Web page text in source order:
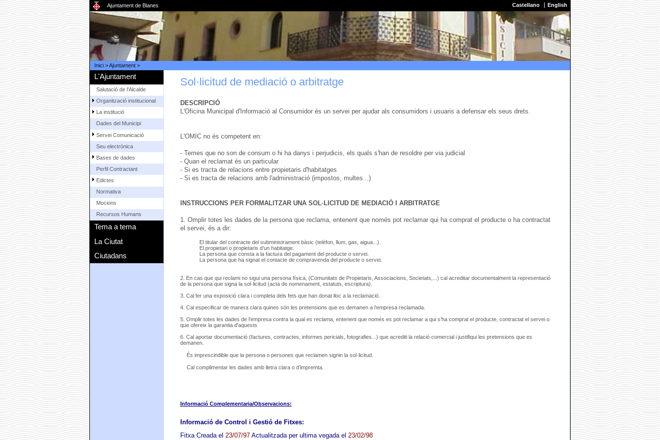
Ajuntament de Blanes Castellano English
Inici>Ajuntament>
L'Ajuntament
Salutació de l'Alcalde
Organització institucional
La institució
Dades del Municipi
Servei Comunicació
Seu electrònica
Bases de dades
Perfil Contractant
Edictes
Normativa
Mocions
Recursos Humans
Tema a tema
La Ciutat
Ciutadans
Sol·licitud de mediació o arbitratge
DESCRIPCIÓ
L'Oficina Municipal d'Informació al Consumidor és un servei per ajudar als consumidors i usuaris a defensar els seus drets.
L'OMIC no és competent en:
- Temes que no son de consum o hi ha danys i perjudicis, els quals s'han de resoldre per via judicial
- Quan el reclamat és un particular
- Si es tracta de relacions entre propietaris d'habitatges
- Si es tracta de relacions amb l'administració (impostos, multes...)
INSTRUCCIONS PER FORMALITZAR UNA SOL·LICITUD DE MEDIACIÓ I ARBITRATGE
1. Omplir totes les dades de la persona que reclama, entenent que només pot reclamar qui ha comprat el producte o ha contractat
el servei, és a dir:
El titular del contracte del subministrament bàsic (telèfon, llum, gas, aigua...).
El propietari o propietaris d’un habitatge.
La persona que consta a la factura del pagament del producte o servei.
La persona que ha signat el contacte de compravenda del producte o servei.
2. En cas que qui reclami no sigui una persona física, (Comunitats de Propietaris, Associacions, Societats,...) cal acreditar documentalment la representació
de la persona que signa la sol·licitud (acta de nomenament, estatuts, escriptura).
3. Cal fer una exposició clara i completa dels fets que han donat lloc a la reclamació.
4. Cal especificar de manera clara quines són les pretensions que es demanen a l’empresa reclamada.
5. Omplir totes les dades de l’empresa contra la qual es reclama, entenent que només es pot reclamar a qui s’ha comprat el producte, contractat el servei o
que ofereix la garantia d'aquests
6. Cal aportar documentació (factures, contractes, informes pericials, fotografies...) que acrediti la relació comercial i justifiqui les pretensions que es
demanen.
És imprescindible que la persona o persones que reclamen signin la sol·licitud.
Cal complimentar les dades amb lletra clara o d’impremta.
Informació Complementaria/Observacions:
Informació de Control i Gestió de Fitxes:
Fitxa Creada el 23/07/97Actualitzada per ultima vegada el 23/02/98